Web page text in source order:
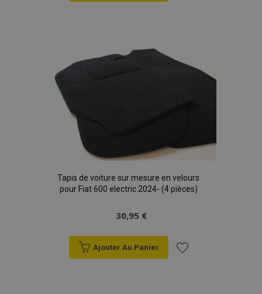
liste
d'achats
Tapis de voiture sur mesure en velours
pour Fiat 600 electric 2024- (4 pièces)
30,95 €
Ajouter Au Panier